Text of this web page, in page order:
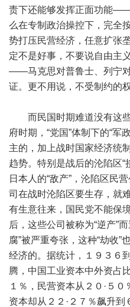
责下还能够发挥正面功能
么在专制政治操控下，完全
势打压民营经济，任意扩张
定不是好事，不要说自由主
——马克思对普鲁士、列宁对
证。更不用说，不受制约的
而民国时期难道没有这些
府时期，“党国”体制下的“军
主的，加上战时国家经济统
趋势。特别是战后的沦陷区“
日本人的“敌产”，沦陷区民
司在战时沦陷区要生存，就
有生意往来，国民党不能保
后，这些公司被称为“逆产”
腐”被严重夸张，这种“劫收
经济的。据统计，１９３６
腾，中国工业资本中外资占
１％，民营资本从２０·５
资本却从２２·２７％飙升到